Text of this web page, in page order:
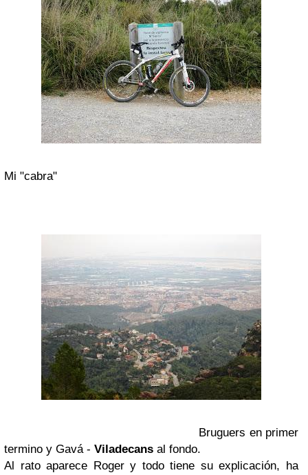
Mi "cabra"
Bruguers en primer
termino y Gavá - Viladecans al fondo.
Al rato aparece Roger y todo tiene suexplicación, ha